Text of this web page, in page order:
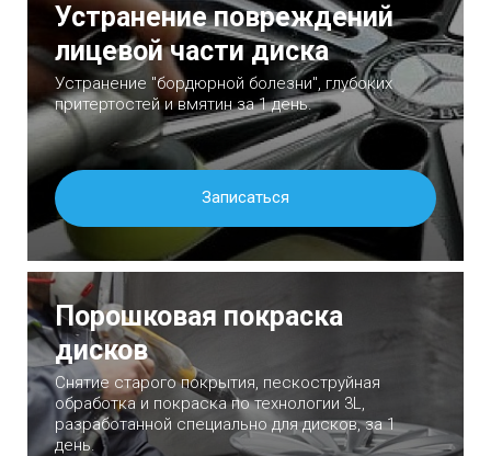
Устранение повреждений
лицевой части диска
Устранение "бордюрной болезни", глубоких
притертостей и вмятин за 1 день.
Записаться
Порошковая покраска
дисков
Снятие старого покрытия, пескоструйная
обработка и покраска по технологии 3L,
разработанной специально для дисков, за 1
день.